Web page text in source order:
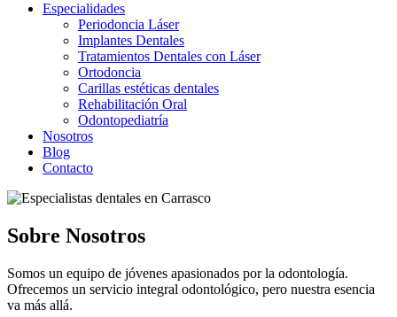
Especialidades
Periodoncia Láser
Implantes Dentales
Tratamientos Dentales con Láser
Ortodoncia
Carillas estéticas dentales
Rehabilitación Oral
Odontopediatría
Nosotros
Blog
Contacto
Sobre Nosotros
Somos un equipo de jóvenes apasionados por la odontología.
Ofrecemos un servicio integral odontológico, pero nuestra esencia
va más allá.